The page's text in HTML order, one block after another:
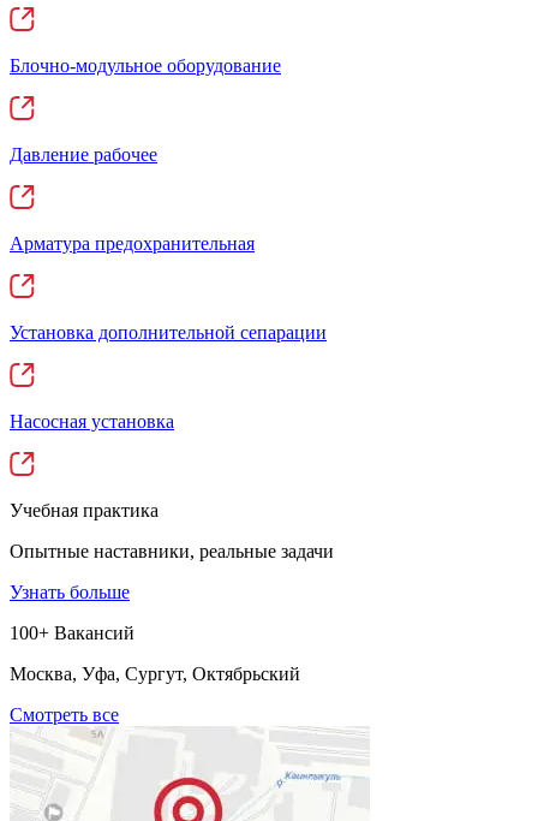
Блочно-модульное оборудование
Давление рабочее
Арматура предохранительная
Установка дополнительной сепарации
Насосная установка
Учебная практика
Опытные наставники, реальные задачи
Узнать больше
100+ Вакансий
Москва, Уфа, Сургут, Октябрьский
Смотреть все